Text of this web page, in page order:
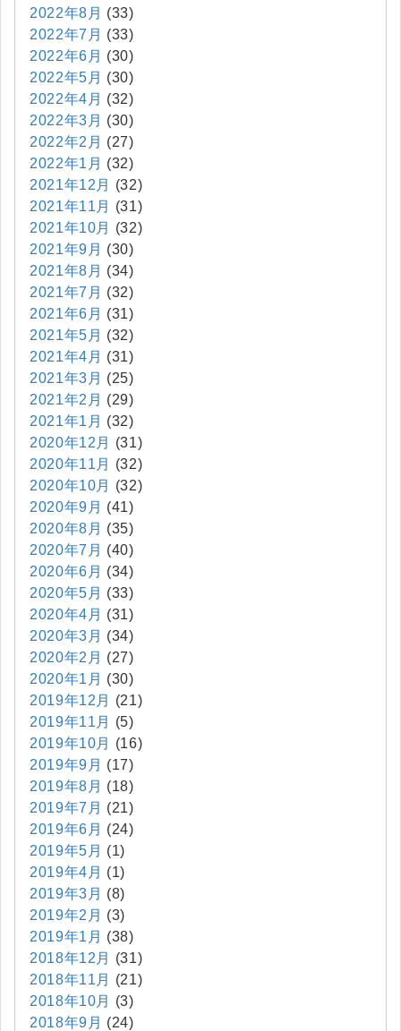
2022年8月 (33)
2022年7月 (33)
2022年6月 (30)
2022年5月 (30)
2022年4月 (32)
2022年3月 (30)
2022年2月 (27)
2022年1月 (32)
2021年12月
(32)
2021年11月
(31)
2021年10月
(32)
2021年9月 (30)
2021年8月 (34)
2021年7月 (32)
2021年6月 (31)
2021年5月 (32)
2021年4月 (31)
2021年3月 (25)
2021年2月 (29)
2021年1月 (32)
2020年12月
(31)
2020年11月
(32)
2020年10月
(32)
2020年9月 (41)
2020年8月 (35)
2020年7月 (40)
2020年6月 (34)
2020年5月 (33)
2020年4月 (31)
2020年3月 (34)
2020年2月 (27)
2020年1月 (30)
2019年12月
(21)
2019年11月
(5)
2019年10月
(16)
2019年9月 (17)
2019年8月 (18)
2019年7月 (21)
2019年6月 (24)
2019年5月 (1)
2019年4月 (1)
2019年3月 (8)
2019年2月 (3)
2019年1月 (38)
2018年12月
(31)
2018年11月
(21)
2018年10月
(3)
2018年9月 (24)